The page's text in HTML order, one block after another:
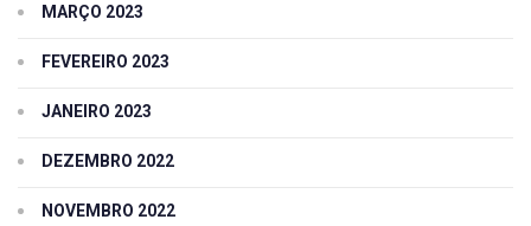
MARÇO 2023
FEVEREIRO 2023
JANEIRO 2023
DEZEMBRO 2022
NOVEMBRO 2022